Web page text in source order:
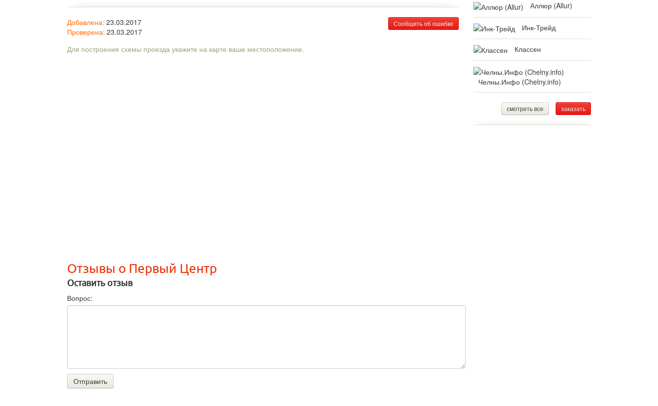
Сообщить об ошибке
Добавлена: 23.03.2017
Проверена: 23.03.2017
Для построения схемы проезда укажите на карте ваше местоположение.
Отзывы о Первый Центр
Оставить отзыв
Вопрос:
Отправить
Аллюр (Allur)
Инк-Трейд
Классен
Челны.Инфо (Chelny.info)
смотреть все заказать